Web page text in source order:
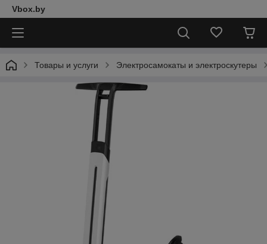
Vbox.by
Товары и услуги Электросамокаты и электроскутеры